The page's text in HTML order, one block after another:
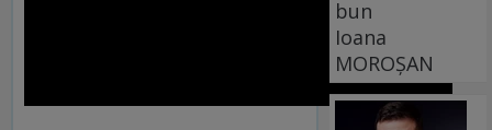
bun
Ioana
MOROȘAN